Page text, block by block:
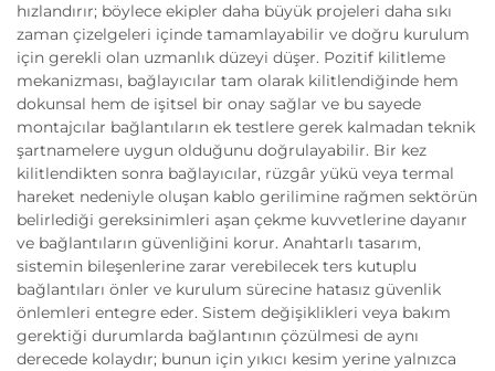
hızlandırır; böylece ekipler daha büyük projeleri daha sıkı
zaman çizelgeleri içinde tamamlayabilir ve doğru kurulum
için gerekli olan uzmanlık düzeyi düşer. Pozitif kilitleme
mekanizması, bağlayıcılar tam olarak kilitlendiğinde hem
dokunsal hem de işitsel bir onay sağlar ve bu sayede
montajcılar bağlantıların ek testlere gerek kalmadan teknik
şartnamelere uygun olduğunu doğrulayabilir. Bir kez
kilitlendikten sonra bağlayıcılar, rüzgâr yükü veya termal
hareket nedeniyle oluşan kablo gerilimine rağmen sektörün
belirlediği gereksinimleri aşan çekme kuvvetlerine dayanır
ve bağlantıların güvenliğini korur. Anahtarlı tasarım,
sistemin bileşenlerine zarar verebilecek ters kutuplu
bağlantıları önler ve kurulum sürecine hatasız güvenlik
önlemleri entegre eder. Sistem değişiklikleri veya bakım
gerektiği durumlarda bağlantının çözülmesi de aynı
derecede kolaydır; bunun için yıkıcı kesim yerine yalnızca